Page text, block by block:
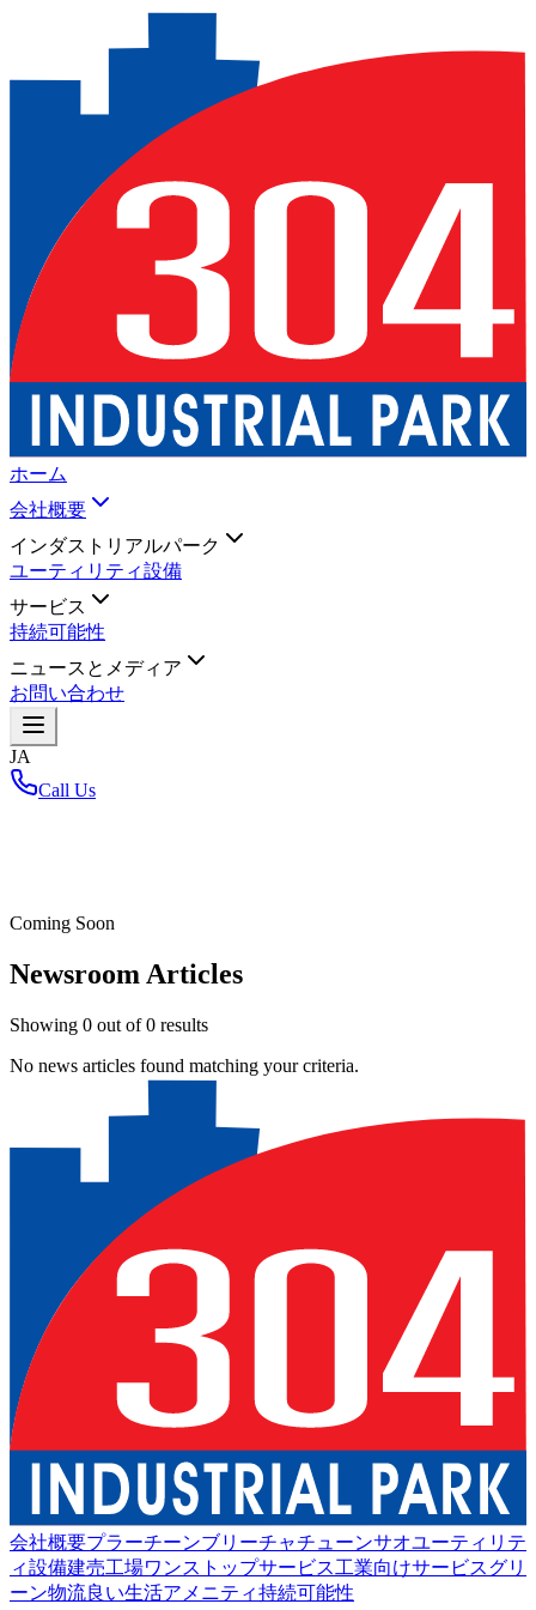
ホーム
会社概要
インダストリアルパーク
ユーティリティ設備
サービス
持続可能性
ニュースとメディア
お問い合わせ
JA
Call Us
Coming Soon
Newsroom Articles
Showing 0 out of0 results
No news articles found matching your criteria.
会社概要プラーチーンブリーチャチューンサオユーティリテ
ィ設備建売工場ワンストップサービス工業向けサービスグリ
ーン物流良い生活アメニティ持続可能性